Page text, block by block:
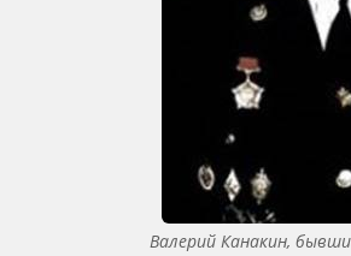
Валерий Канакин,